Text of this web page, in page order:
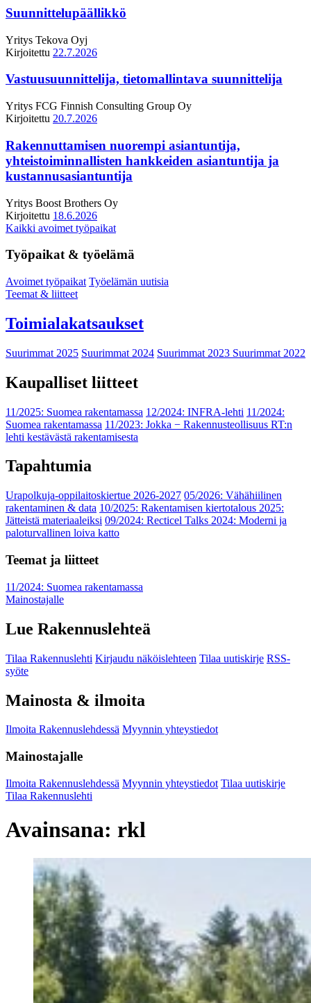
Suunnittelupäällikkö
Yritys Tekova Oyj
Kirjoitettu 22.7.2026
Vastuusuunnittelija, tietomallintava suunnittelija
Yritys FCG Finnish Consulting Group Oy
Kirjoitettu 20.7.2026
Rakennuttamisen nuorempi asiantuntija,
yhteistoiminnallisten hankkeiden asiantuntija ja
kustannusasiantuntija
Yritys Boost Brothers Oy
Kirjoitettu 18.6.2026
Kaikki avoimet työpaikat
Työpaikat & työelämä
Avoimet työpaikat Työelämän uutisia
Teemat & liitteet
Toimialakatsaukset
Suurimmat 2025 Suurimmat 2024 Suurimmat 2023 Suurimmat 2022
Kaupalliset liitteet
11/2025: Suomea rakentamassa 12/2024: INFRA-lehti 11/2024:
Suomea rakentamassa 11/2023: Jokka − Rakennusteollisuus RT:n
lehti kestävästä rakentamisesta
Tapahtumia
Urapolkuja-oppilaitoskiertue 2026-2027 05/2026: Vähähiilinen
rakentaminen & data 10/2025: Rakentamisen kiertotalous 2025:
Jätteistä materiaaleiksi 09/2024: Recticel Talks 2024: Moderni ja
paloturvallinen loiva katto
Teemat ja liitteet
11/2024: Suomea rakentamassa
Mainostajalle
Lue Rakennuslehteä
Tilaa Rakennuslehti Kirjaudu näköislehteen Tilaa uutiskirje RSS-
syöte
Mainosta & ilmoita
Ilmoita Rakennuslehdessä Myynnin yhteystiedot
Mainostajalle
Ilmoita Rakennuslehdessä Myynnin yhteystiedot Tilaa uutiskirje
Tilaa Rakennuslehti
Avainsana: rkl